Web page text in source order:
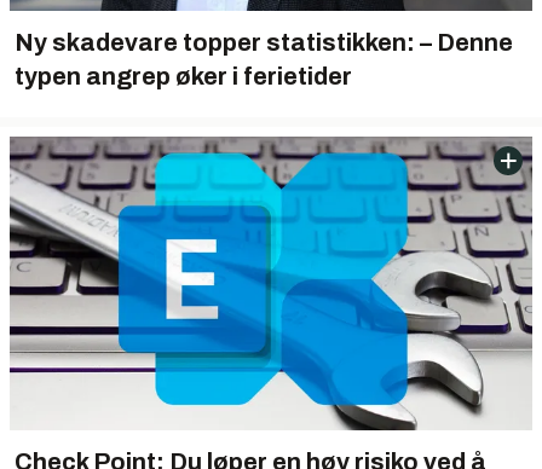
Ny skadevare topper statistikken: – Denne
typen angrep øker i ferietider
Check Point: Du løper en høy risiko ved å